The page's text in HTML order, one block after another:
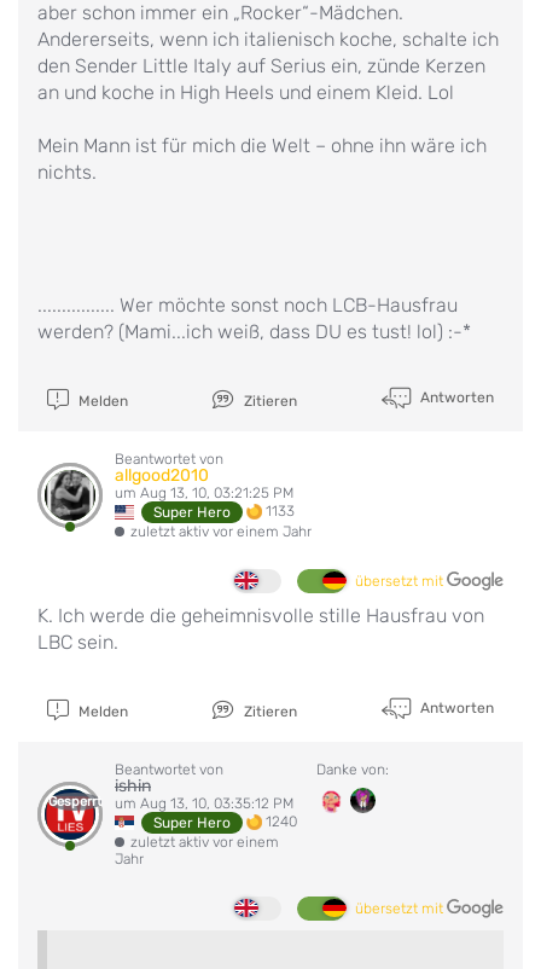
aber schon immer ein „Rocker“-Mädchen.
Andererseits, wenn ich italienisch koche, schalte ich
den Sender Little Italy auf Serius ein, zünde Kerzen
an und koche in High Heels und einem Kleid. Lol
Mein Mann ist für mich die Welt – ohne ihn wäre ich
nichts.
................ Wer möchte sonst noch LCB-Hausfrau
werden? (Mami...ich weiß, dass DU es tust! lol) :-*
Melden Zitieren Antworten
Beantwortet von
allgood2010
um Aug 13, 10, 03:21:25 PM
Super Hero
1133
zuletzt aktiv vor einem Jahr
übersetzt mit
K. Ich werde die geheimnisvolle stille Hausfrau von
LBC sein.
Melden Zitieren Antworten
Gesperrt
Beantwortet von
ishin
um Aug 13, 10, 03:35:12 PM
Super Hero
1240
zuletzt aktiv vor einem
Jahr
Danke von:
übersetzt mit